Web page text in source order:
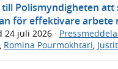
Polismyndigheten att
för effektivare
24 juli 2026 ·
, Romina Pourmokhtari,